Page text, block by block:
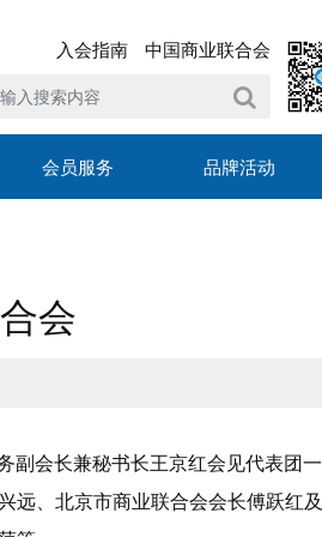
入会指南 中国商业联合会
会员服务 品牌活动
会
副会长兼秘书长王京红会见代表团一
远、北京市商业联合会会长傅跃红及